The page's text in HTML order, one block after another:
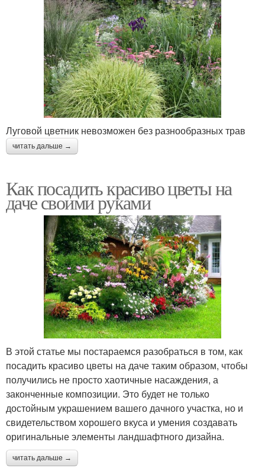
Луговой цветник невозможен без разнообразных трав
читать дальше →
Как посадить красиво цветы на
даче своими руками
В этой статье мы постараемся разобраться в том, как
посадить красиво цветы на даче таким образом, чтобы
получились не просто хаотичные насаждения, а
законченные композиции. Это будет не только
достойным украшением вашего дачного участка, но и
свидетельством хорошего вкуса и умения создавать
оригинальные элементы ландшафтного дизайна.
читать дальше →